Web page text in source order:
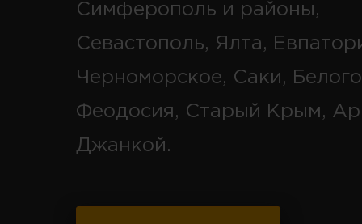
Симферополь и районы,
Севастополь, Ялта,
Черноморское, Саки,
Феодосия, Старый Крым,
Джанкой.